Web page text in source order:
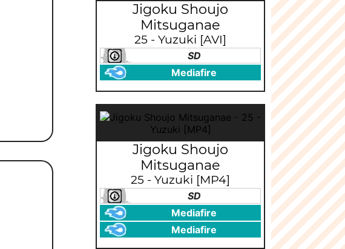
Jigoku Shoujo
Mitsuganae
25 - Yuzuki [AVI]
SD
Mediafire
Jigoku Shoujo
Mitsuganae
25 - Yuzuki [MP4]
SD
Mediafire
Mediafire